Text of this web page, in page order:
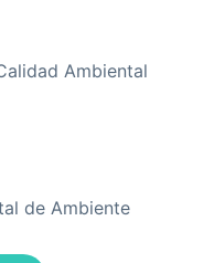
Ambiental
de Ambiente